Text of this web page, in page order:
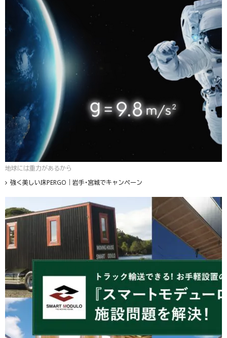
地球には重力があるから
強く美しい床PERGO｜岩手・宮城でキャンペーン